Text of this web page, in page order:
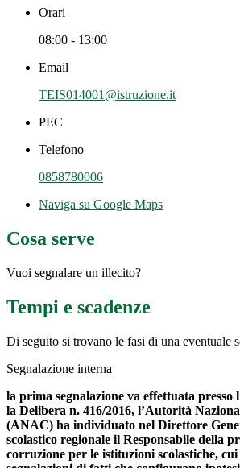
Orari
08:00 - 13:00
Email
TEIS014001@istruzione.it
PEC
Telefono
0858780006
Naviga su Google Maps
Cosa serve
Vuoi segnalare un illecito?
Tempi e scadenze
Di seguito si trovano le fasi di una eventuale
Segnalazione interna
la prima segnalazione va effettuata presso
la Delibera n. 416/2016, l’Autorità
(ANAC) ha individuato nel Direttore
scolastico regionale il Responsabile della
corruzione per le istituzioni scolastiche,